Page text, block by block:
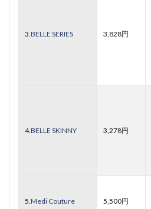
3.BELLE SERIES 3,828円
4.BELLE SKINNY 3,278円
5.Medi Couture 5,500円